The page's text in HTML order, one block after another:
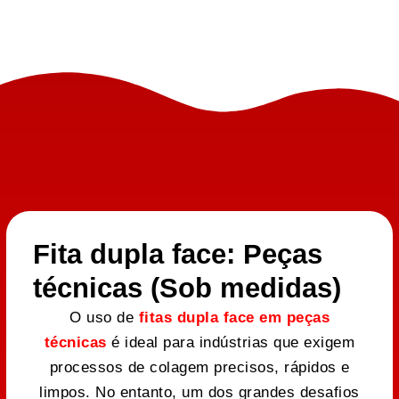
Fita dupla face: Peças
técnicas (Sob medidas)
O uso de fitas dupla face em peças
técnicas é ideal para indústrias que exigem
processos de colagem precisos, rápidos e
limpos. No entanto, um dos grandes desafios